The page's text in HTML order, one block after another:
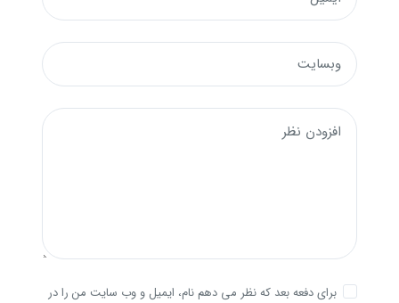
وبسایت
افزودن نظر
برای دفعه بعد که نظر می دهم نام، ایمیل و وب سایت من را در